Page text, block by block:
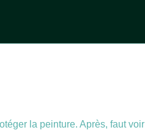
la peinture. Après, faut voir